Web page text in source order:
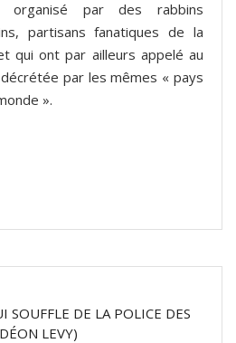
organisé par des rabbins
partisans fanatiques de la
qui ont par ailleurs appelé au
par les mêmes « pays
».
SOUFFLE DE LA POLICE DES
LEVY)